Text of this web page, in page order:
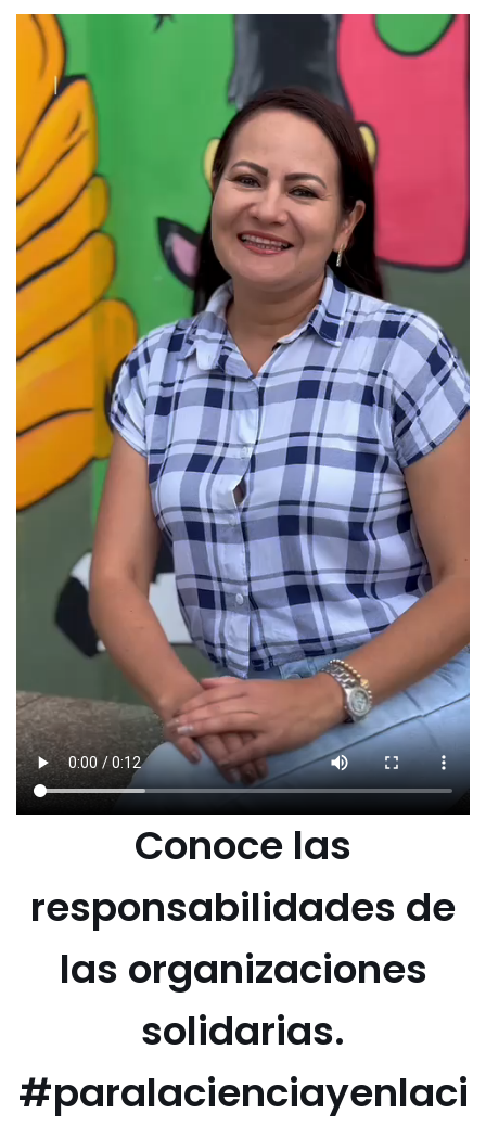
Conoce las
responsabilidades de
las organizaciones
solidarias.
#paralacienciayenlaci